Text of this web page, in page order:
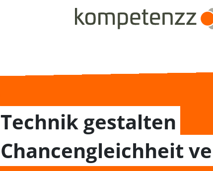
Technik gestalten
Chancengleichheit